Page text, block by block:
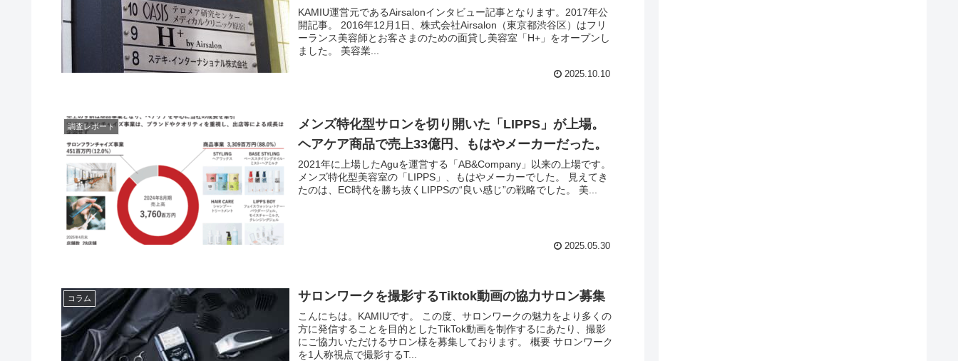
KAMIU運営元であるAirsalonインタビュー記事となります。2017年公
開記事。 2016年12月1日、株式会社Airsalon（東京都渋谷区）はフリ
ーランス美容師とお客さまのための面貸し美容室「H+」をオープンし
ました。 美容業...
2025.10.10
調査レポート
メンズ特化型サロンを切り開いた「LIPPS」が上場。
ヘアケア商品で売上33億円、もはやメーカーだった。
2021年に上場したAguを運営する「AB&Company」以来の上場です。
メンズ特化型美容室の「LIPPS」、もはやメーカーでした。 見えてき
たのは、EC時代を勝ち抜くLIPPSの“良い感じ”の戦略でした。 美...
2025.05.30
コラム サロンワークを撮影するTiktok動画の協力サロン募集
こんにちは。KAMIUです。 この度、サロンワークの魅力をより多くの
方に発信することを目的としたTikTok動画を制作するにあたり、撮影
にご協力いただけるサロン様を募集しております。 概要 サロンワーク
を1人称視点で撮影するT...